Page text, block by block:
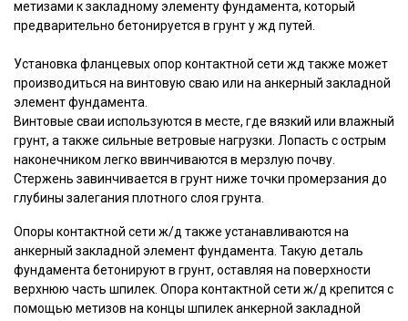
метизами к закладному элементу фундамента, который
предварительно бетонируется в грунт у жд путей.
Установка фланцевых опор контактной сети жд также может
производиться на винтовую сваю или на анкерный закладной
элемент фундамента.
Винтовые сваи используются в месте, где вязкий или влажный
грунт, а также сильные ветровые нагрузки. Лопасть с острым
наконечником легко ввинчиваются в мерзлую почву.
Стержень завинчивается в грунт ниже точки промерзания до
глубины залегания плотного слоя грунта.
Опоры контактной сети ж/д также устанавливаются на
анкерный закладной элемент фундамента. Такую деталь
фундамента бетонируют в грунт, оставляя на поверхности
верхнюю часть шпилек. Опора контактной сети ж/д крепится с
помощью метизов на концы шпилек анкерной закладной